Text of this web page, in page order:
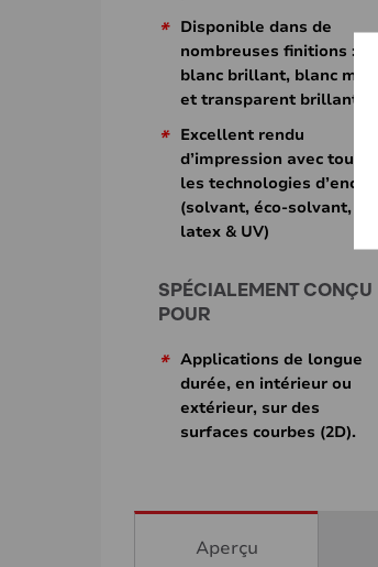
*
Disponible dans de
nombreuses finitions :
blanc brillant, blanc mat,
et transparent brillant
*
Excellent rendu
d’impression avec toutes
les technologies d’encres
(solvant, éco-solvant,
latex & UV)
SPÉCIALEMENT CONÇU
POUR
* Applications de longue
durée, en intérieur ou
extérieur, sur des
surfaces courbes (2D).
Aperçu